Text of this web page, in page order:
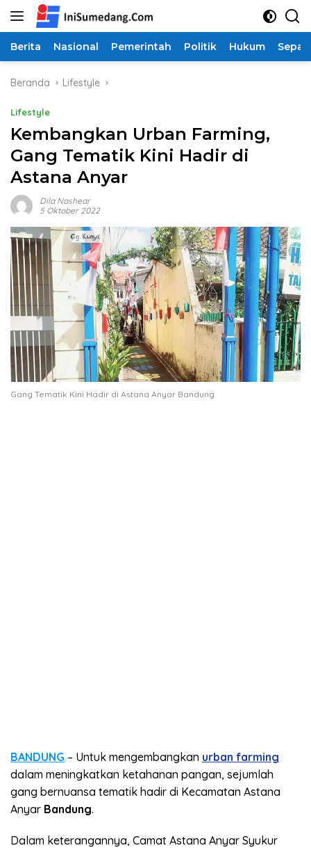
Langsung
Berita Nasional Pemerintah Politik Hukum
Beranda Lifestyle
Lifestyle
Kembangkan Urban Farming,
Gang Tematik Kini Hadir di
Astana Anyar
Dila Nashear
5 Oktober 2022
Gang Tematik Kini Hadir di Astana Anyar Bandung
BANDUNG – Untuk mengembangkan urban farming
dalam meningkatkan ketahanan pangan, sejumlah
gang bernuansa tematik hadir di Kecamatan Astana
Anyar Bandung.
Dalam keterangannya, Camat Astana Anyar Syukur